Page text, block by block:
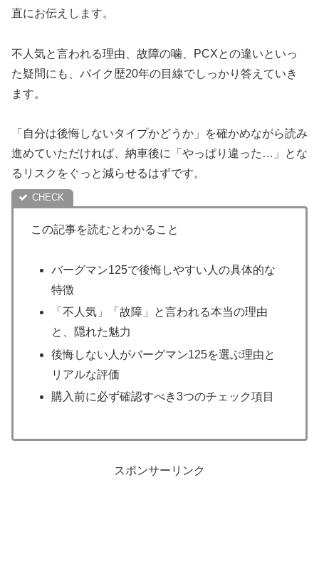
直にお伝えします。
不人気と言われる理由、故障の噛、PCXとの違いといっ
た疑問にも、バイク歴20年の目線でしっかり答えていき
ます。
「自分は後悔しないタイプかどうか」を確かめながら読み
進めていただければ、納車後に「やっぱり違った…」とな
るリスクをぐっと減らせるはずです。
この記事を読むとわかること
バーグマン125で後悔しやすい人の具体的な
特徴
「不人気」「故障」と言われる本当の理由
と、隠れた魅力
後悔しない人がバーグマン125を選ぶ理由と
リアルな評価
購入前に必ず確認すべき3つのチェック項目
スポンサーリンク